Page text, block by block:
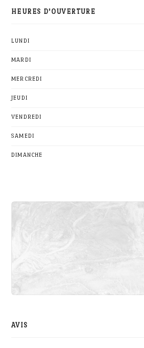
HEURES D'OUVERTURE
LUNDI
MARDI
MERCREDI
JEUDI
VENDREDI
SAMEDI
DIMANCHE
AVIS